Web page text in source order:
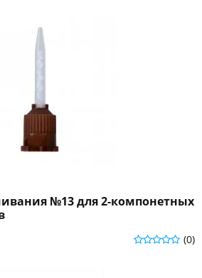
№13 для 2-компонетных
(0)